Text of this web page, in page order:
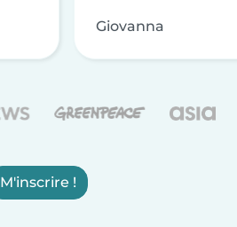
Giovanna
M'inscrire !